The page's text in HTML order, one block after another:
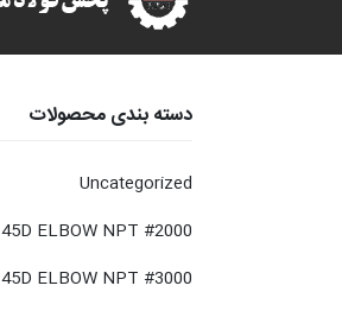
دسته بندی محصولات
Uncategorized
45D ELBOW NPT #2000
45D ELBOW NPT #3000